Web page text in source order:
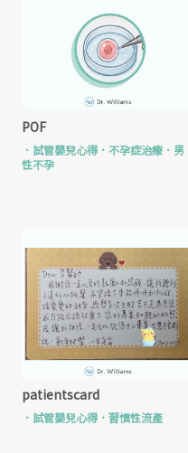
POF
． 試管嬰兒心得 ． 不孕症治療 ． 男
性不孕
patientscard
． 試管嬰兒心得 ． 習慣性流產